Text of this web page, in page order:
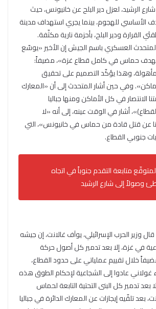
الرشيد، لعزل دير البلح عن خانيونس، حيث
الأساسي للهجوم، بينما يجري استهداف مدينة
القرارة ودير البلح، بأحزمة نارية مكثّفة.
العسكري باسم الجيش إن الأخير «يوسّع
حماس في كامل قطاع غزة»، مضيفاً:
وهذا يؤكّد التصميم على تحقيق
وفي حين أشار المتحدث إلى أن «المعارك
الانتصار في كل الأماكن ومنها جباليا
أشار في الوقت عينه، إلى أنه «لا
عن قتل قادة من حماس في خانيونس»، التي
جنوبي القطاع.
متابعة التقدم جنوباً في اتجاه
وصولاً إلى شارع الرشيد
وزير الحرب الإسرائيلي، يوآف غالانت، إن جيشه
في غزة، إلا بعد تدمير كل أصول حركة
خلال تقييم عملياتي على حدود القطاع،
عادوا إلى الشجاعية لإحكام الطوق هذه
بعد تدمير كل البنى التحتية التابعة لحماس
بعد تلقّيه إيجازات عن المعارك الدائرة في جباليا